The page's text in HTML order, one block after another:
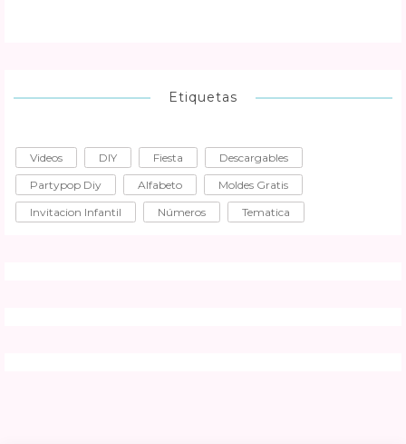
Etiquetas
Videos DIY Fiesta
Descargables
Partypop Diy
Alfabeto
Moldes Gratis
Invitacion Infantil
Números Tematica